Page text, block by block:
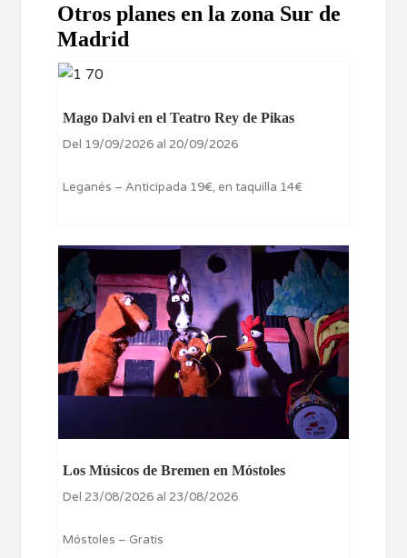
Otros planes en la zona Sur de
Madrid
Mago Dalvi en el Teatro Rey de Pikas
Del 19/09/2026 al 20/09/2026
Leganés – Anticipada 19€, en taquilla 14€
Los Músicos de Bremen en Móstoles
Del 23/08/2026 al 23/08/2026
Móstoles – Gratis